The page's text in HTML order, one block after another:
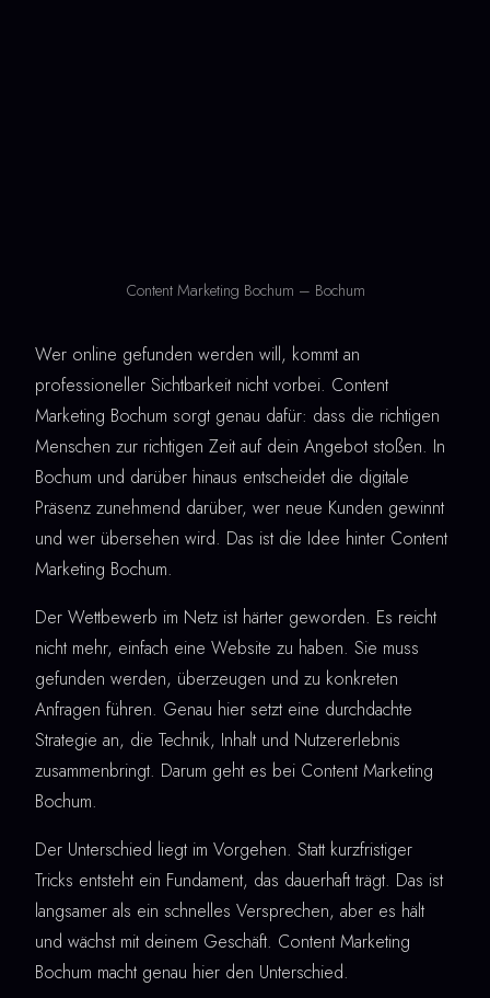
Content Marketing Bochum – Bochum
Wer online gefunden werden will, kommt an
professioneller Sichtbarkeit nicht vorbei. Content
Marketing Bochum sorgt genau dafür: dass die richtigen
Menschen zur richtigen Zeit auf dein Angebot stoßen. In
Bochum und darüber hinaus entscheidet die digitale
Präsenz zunehmend darüber, wer neue Kunden gewinnt
und wer übersehen wird. Das ist die Idee hinter Content
Marketing Bochum.
Der Wettbewerb im Netz ist härter geworden. Es reicht
nicht mehr, einfach eine Website zu haben. Sie muss
gefunden werden, überzeugen und zu konkreten
Anfragen führen. Genau hier setzt eine durchdachte
Strategie an, die Technik, Inhalt und Nutzererlebnis
zusammenbringt. Darum geht es bei Content Marketing
Bochum.
Der Unterschied liegt im Vorgehen. Statt kurzfristiger
Tricks entsteht ein Fundament, das dauerhaft trägt. Das ist
langsamer als ein schnelles Versprechen, aber es hält
und wächst mit deinem Geschäft. Content Marketing
Bochum macht genau hier den Unterschied.